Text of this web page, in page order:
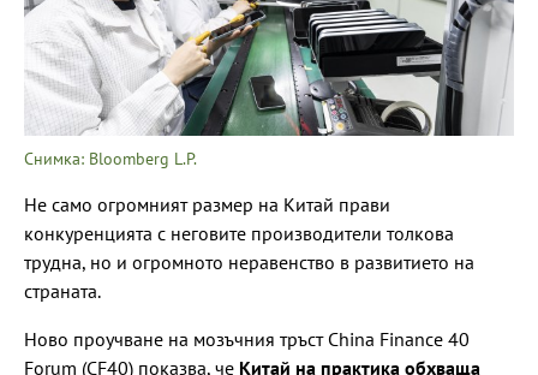
Снимка: Bloomberg L.P.
Не само огромният размер на Китай прави
конкуренцията с неговите производители толкова
трудна, но и огромното неравенство в развитието на
страната.
Ново проучване на мозъчния тръст China Finance 40
Forum (CF40) показва, че Китай на практика обхваща